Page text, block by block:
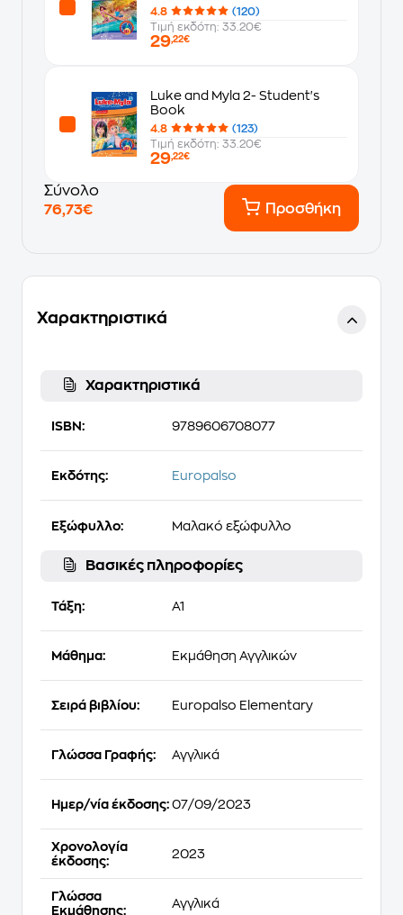
4.8
(120)
Τιμή εκδότη: 33.20€
29,22€
Luke and Myla 2- Student's
Book
4.8
(123)
Τιμή εκδότη: 33.20€
29,22€
Σύνολο
76,73€
Προσθήκη
Χαρακτηριστικά
Χαρακτηριστικά
ISBN: 9789606708077
Εκδότης: Europalso
Εξώφυλλο: Μαλακό εξώφυλλο
Βασικές πληροφορίες
Τάξη: A1
Μάθημα: Εκμάθηση Αγγλικών
Σειρά βιβλίου: Europalso Elementary
Γλώσσα Γραφής: Αγγλικά
Ημερ/νία έκδοσης: 07/09/2023
Χρονολογία
έκδοσης:
2023
Γλώσσα
Εκμάθησης:
Αγγλικά